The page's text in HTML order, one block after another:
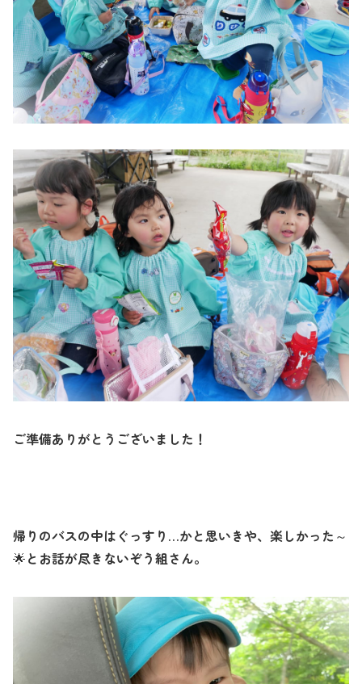
ご準備ありがとうございました！
帰りのバスの中はぐっすり…かと思いきや、楽しかった～
🌟 とお話が尽きないぞう組さん。